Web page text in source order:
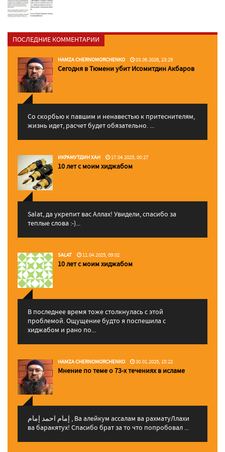
ПОСЛЕДНИЕ КОММЕНТАРИИ
HAMZA CHERNOMORCHENKO 03.06.2026, 23:29
Сегодня в Тюмени убит Исомитдин Акбаров
Со скорбью к павшим и ненавестью к притеснителям,
жизнь идет, расчет будет обязательно. ...
ИКРАМУТДИН ХАН 17.04.2025, 00:27
10 лет с моим хиджабом
Salat, да укрепит вас Аллаx! Увидели, спасибо за
теплые слова :-)...
SALAT 11.04.2025, 09:02
10 лет с моим хиджабом
В последнее время тоже столкнулась с этой
проблемой. Ощущение будто я поспешила с
хиджабом и рано по...
HAMZA CHERNOMORCHENKO 30.01.2025, 15:22
Мнение по теме о 73-х течениях в исламе
إمام احمد إمام , Ва алейкум ассалам ва рахматуЛлахи
ва баракятух! Спасибо брат за то что попробовал ...